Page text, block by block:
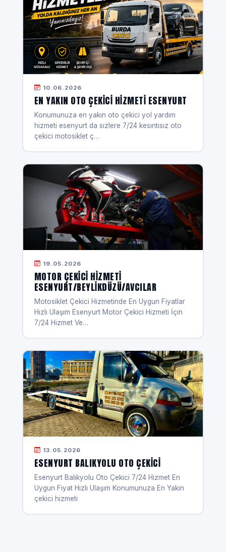
10.06.2026
EN YAKIN OTO ÇEKICI HIZMETI ESENYURT
Konumunuza en yakın oto çekici yol yardım
hizmeti esenyurt da sızlere 7/24 kesıntısız oto
çekici motosiklet ç…
19.05.2026
MOTOR ÇEKICI HIZMETI
ESENYURT/BEYLIKDÜZÜ/AVCILAR
Motosiklet Çekici Hizmetinde En Uygun Fiyatlar
Hızlı Ulaşım Esenyurt Motor Çekici Hizmeti İçin
7/24 Hizmet Ve…
13.05.2026
ESENYURT BALIKYOLU OTO ÇEKICI
Esenyurt Balıkyolu Oto Çekici 7/24 Hizmet En
Uygun Fiyat Hızlı Ulaşım Konumunuza En Yakın
çekici hizmeti